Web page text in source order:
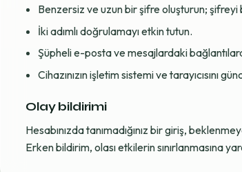
Benzersiz ve uzun bir şifre oluşturun;
İki adımlı doğrulamayı etkin tutun.
Şüpheli e-posta ve mesajlardaki
Cihazınızın işletim sistemi ve tarayıcısını
Olay bildirimi
Hesabınızda tanımadığınız bir giriş,
Erken bildirim, olası etkilerin sınırlanmasına